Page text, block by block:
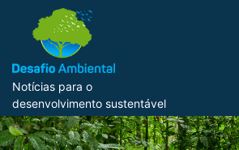
Notícias para o
desenvolvimento sustentável